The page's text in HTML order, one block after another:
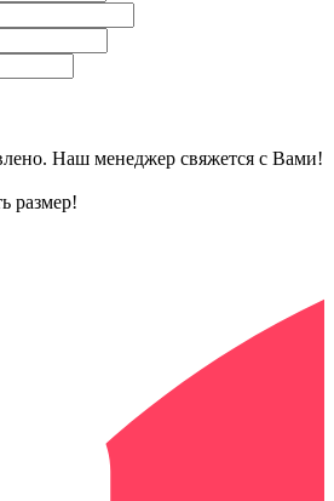
Наш менеджер свяжется с Вами!
размер!